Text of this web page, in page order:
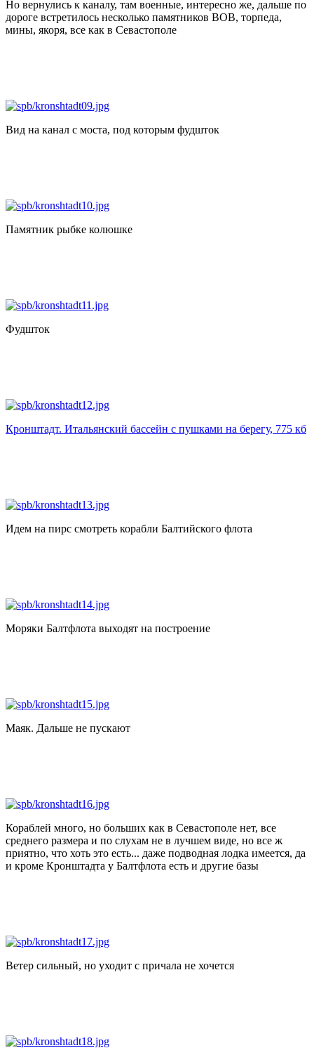
Но вернулись к каналу, там военные, интересно же, дальше по
дороге встретилось несколько памятников ВОВ, торпеда,
мины, якоря, все как в Севастополе
Вид на канал с моста, под которым фудшток
Памятник рыбке колюшке
Фудшток
Кронштадт. Итальянский бассейн с пушками на берегу, 775 кб
Идем на пирс смотреть корабли Балтийского флота
Моряки Балтфлота выходят на построение
Маяк. Дальше не пускают
Кораблей много, но больших как в Севастополе нет, все
среднего размера и по слухам не в лучшем виде, но все ж
приятно, что хоть это есть... даже подводная лодка имеется, да
и кроме Кронштадта у Балтфлота есть и другие базы
Ветер сильный, но уходит с причала не хочется